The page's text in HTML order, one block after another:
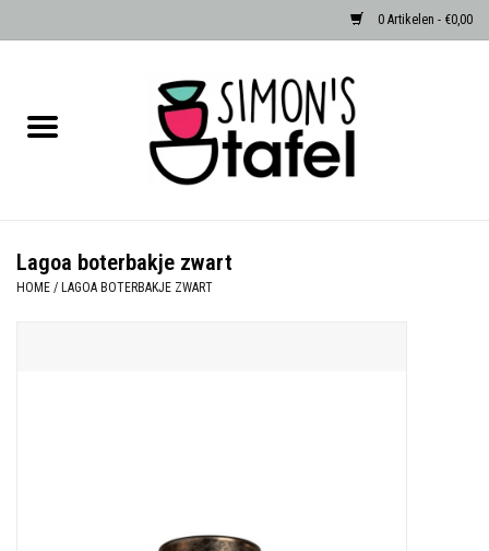
0 Artikelen - €0,00
Albast waxinehouders van Zenza
Lagoa boterbakje zwart
HOME / LAGOA BOTERBAKJE ZWART